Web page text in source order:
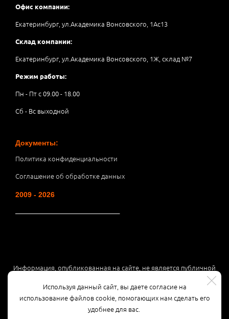
Используя данный сайт, вы даете согласие на
использование файлов cookie, помогающих нам сделать его
удобнее для вас.
Офис компании:
Екатеринбург, ул.Академика Вонсовского, 1Аc13
Склад компании:
Екатеринбург, ул.Академика Вонсовского, 1Ж, склад №7
Режим работы:
Пн - Пт с 09.00 - 18.00
Сб - Вс выходной
Документы:
Политика конфиденциальности
Соглашение об обработке данных
2009 - 2026
Информация, опубликованная на сайте, не является публичной
офертой или рекламой, а носит информационный характер и
может быть изменена по усмотрению компании.